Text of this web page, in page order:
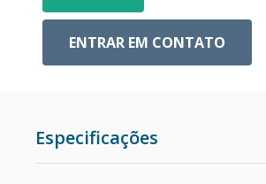
ACESSÓRIOS PARA
MICROSCÓPIOS COM
RETÍCULOS DE
ENTRAR EM CONTATO
Especificações